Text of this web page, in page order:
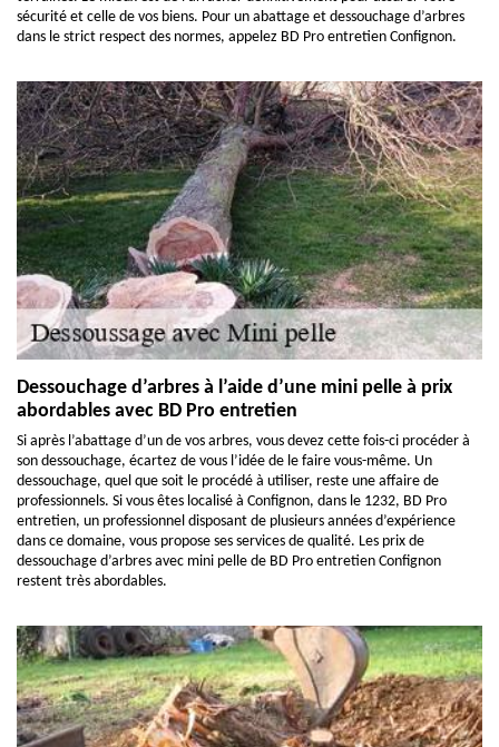
sécurité et celle de vos biens. Pour un abattage et dessouchage d’arbres
dans le strict respect des normes, appelez BD Pro entretien Confignon.
Dessouchage d’arbres à l’aide d’une mini pelle à prix
abordables avec BD Pro entretien
Si après l’abattage d’un de vos arbres, vous devez cette fois-ci procéder à
son dessouchage, écartez de vous l’idée de le faire vous-même. Un
dessouchage, quel que soit le procédé à utiliser, reste une affaire de
professionnels. Si vous êtes localisé à Confignon, dans le 1232, BD Pro
entretien, un professionnel disposant de plusieurs années d’expérience
dans ce domaine, vous propose ses services de qualité. Les prix de
dessouchage d’arbres avec mini pelle de BD Pro entretien Confignon
restent très abordables.